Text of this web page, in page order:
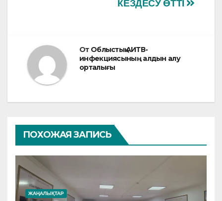
КЕЗДЕСУ ӨТТІ
От Облыстық АИТВ-
инфекциясының алдын алу
орталығы
ПОХОЖАЯ ЗАПИСЬ
ЖАҢАЛЫҚТАР